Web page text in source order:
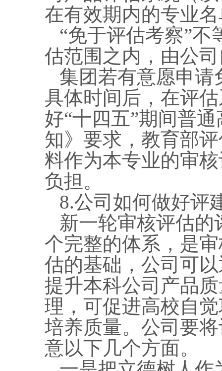
在有效期内的专业名
“免于评估考察”
估范围之内，由公
集团若有意愿申
具体时间后，在评
好“十四五”期间普
知》要求，教育部
料作为本专业的审
负担。
8.公司如何做好评
新一轮审核评估
个完整的体系，是
估的基础，公司可
提升本科公司产品
理，可促进高校自
培养质量。公司要
意以下几个方面。